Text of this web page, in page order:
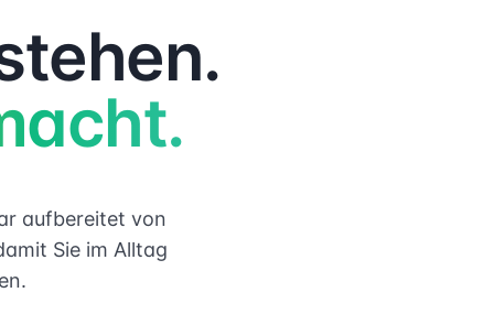
aufbereitet von
Sie im Alltag